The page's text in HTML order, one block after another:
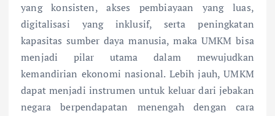
yang konsisten, akses pembiayaan yang luas,
digitalisasi yang inklusif, serta peningkatan
kapasitas sumber daya manusia, maka UMKM bisa
menjadi pilar utama dalam mewujudkan
kemandirian ekonomi nasional. Lebih jauh, UMKM
dapat menjadi instrumen untuk keluar dari jebakan
negara berpendapatan menengah dengan cara